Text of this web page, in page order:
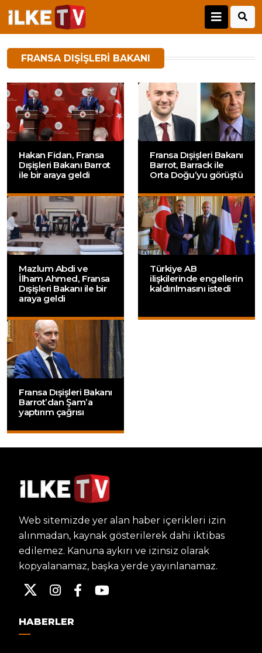
FRANSA DIŞIŞLERI BAKANI
Hakan Fidan, Fransa
Dışişleri Bakanı Barrot
ile bir araya geldi
Fransa Dışişleri Bakanı
Barrot, Barrack ile
Orta Doğu’yu görüştü
Mazlum Abdi ve
İlham Ahmed, Fransa
Dışişleri Bakanı ile bir
araya geldi
Türkiye AB
ilişkilerinde engellerin
kaldırılmasını istedi
Fransa Dışişleri Bakanı
Barrot’dan Şam’a
yaptırım çağrısı
Web sitemizde yer alan haber içerikleri izin
alınmadan, kaynak gösterilerek dahi iktibas
edilemez. Kanuna aykırı ve izinsiz olarak
kopyalanamaz, başka yerde yayınlanamaz.
HABERLER